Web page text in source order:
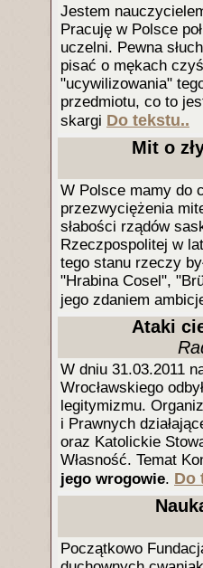
Jestem
Pracuję w Polsce
uczelni. Pewna
pisać o mękach
"ucywilizowania"
przedmiotu, co to
skargi Do tekstu..
Mit o
W Polsce mamy do
przezwyciężenia
słabości rządów
Rzeczpospolitej w
tego stanu rzeczy
"Hrabina Cosel",
jego zdaniem
Ataki
W dniu 31.03.2011
Wrocławskiego
legitymizmu.
i Prawnych
oraz Katolickie
Własność. Temat
jego wrogowie. Do
Początkowo